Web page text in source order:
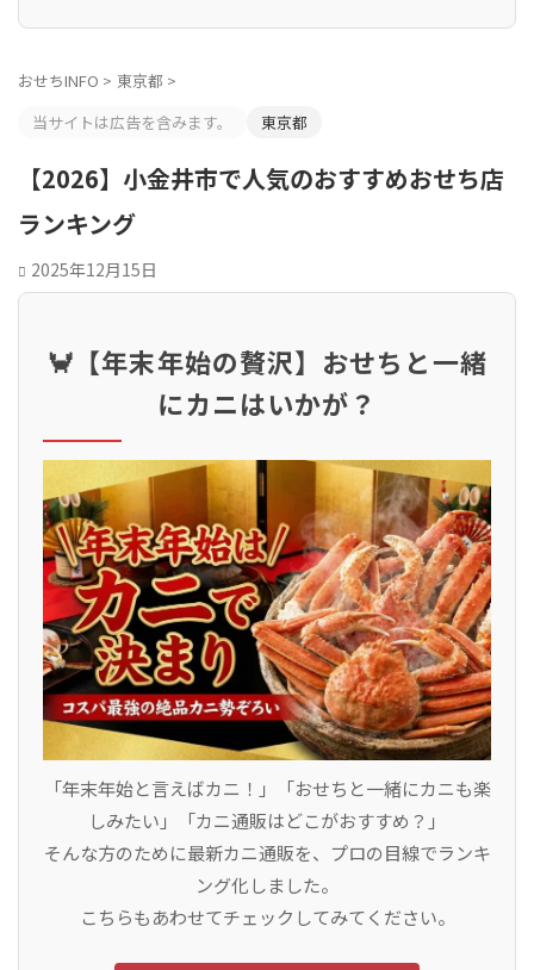
おせちINFO > 東京都 >
当サイトは広告を含みます。
東京都
【2026】小金井市で人気のおすすめおせち店
ランキング
2025年12月15日
🦀【年末年始の贅沢】おせちと一緒
にカニはいかが？
「年末年始と言えばカニ！」「おせちと一緒にカニも楽
しみたい」「カニ通販はどこがおすすめ？」
そんな方のために最新カニ通販を、プロの目線でランキ
ング化しました。
こちらもあわせてチェックしてみてください。